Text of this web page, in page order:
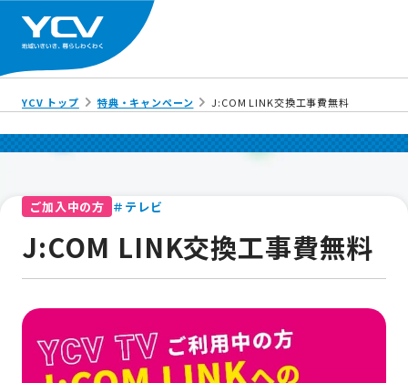
YCV トップ 特典・キャンペーン J:COM LINK交換工事費無料
ご加入中の方 ＃テレビ
J:COM LINK交換工事費無料